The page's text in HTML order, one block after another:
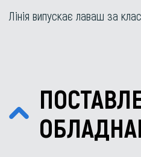
Лінія випускає лаваш за